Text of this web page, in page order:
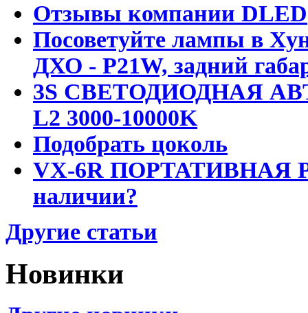
Отзывы компании DLED
Посоветуйте лампы в
ДХО - P21W, задний
3S СВЕТОДИОДНАЯ
L2 3000-10000K
Подобрать цоколь
VX-6R ПОРТАТИВНАЯ
наличии?
Другие статьи
Новинки